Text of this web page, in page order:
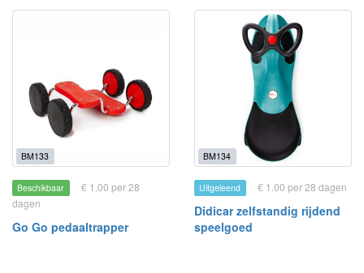
BM133
Beschikbaar
€ 1.00 per 28
dagen
Go Go pedaaltrapper
BM134
Uitgeleend € 1.00 per 28 dagen
Didicar zelfstandig rijdend
speelgoed